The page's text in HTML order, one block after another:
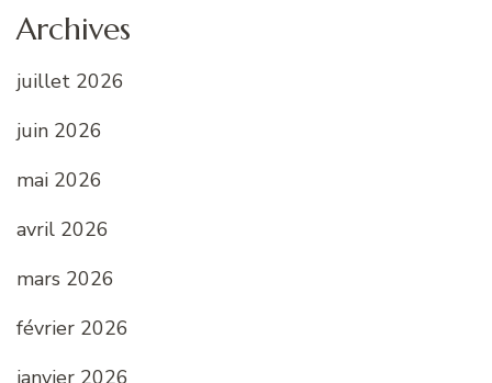
Archives
juillet 2026
juin 2026
mai 2026
avril 2026
mars 2026
février 2026
janvier 2026